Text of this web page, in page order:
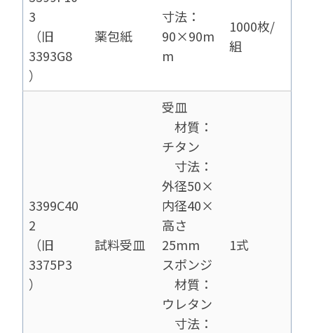
3
（旧
3393G8
）
薬包紙
寸法：
90×90m
m
1000枚/
組
3399C40
2
（旧
3375P3
）
試料受皿
受皿
材質：
チタン
寸法：
外径50×
内径40×
高さ
25mm
スポンジ
材質：
ウレタン
寸法：
1式